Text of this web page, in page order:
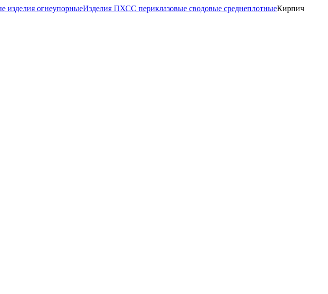
изделия огнеупорныеИзделия ПХСС периклазовые сводовые среднеплотныеКирпич